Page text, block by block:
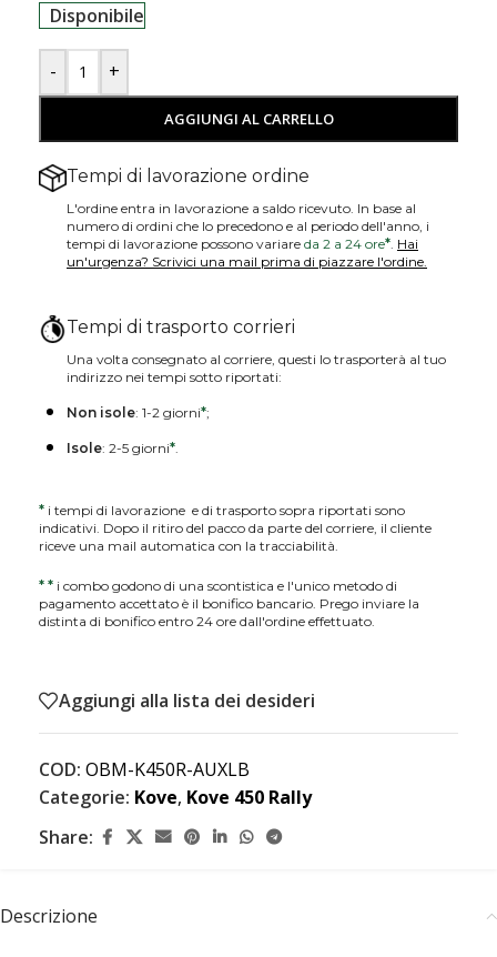
Disponibile
- +
AGGIUNGI AL CARRELLO
Tempi di lavorazione ordine
L'ordine entra in lavorazione a saldo ricevuto. In base al
numero di ordini che lo precedono e al periodo dell'anno, i
tempi di lavorazione possono variare da 2 a 24 ore* Hai
un'urgenza? Scrivici una mail prima di piazzare l'ordine.
Tempi di trasporto corrieri
Una volta consegnato al corriere, questi lo trasporterà al tuo
indirizzo nei tempi sotto riportati:
Non isole: 1-2 giorni*;
Isole: 2-5 giorni*
* i tempi di lavorazione e di trasporto sopra riportati sono
indicativi. Dopo il ritiro del pacco da parte del corriere, il cliente
riceve una mail automatica con la tracciabilità.
* * i combo godono di una scontistica e l'unico metodo di
pagamento accettato è il bonifico bancario. Prego inviare la
distinta di bonifico entro 24 ore dall'ordine effettuato.
Aggiungi alla lista dei desideri
COD: OBM-K450R-AUXLB
Categorie: Kove, Kove 450 Rally
Share:
Descrizione